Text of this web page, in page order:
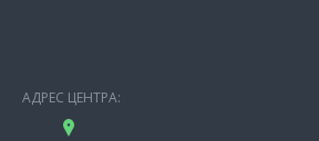
АДРЕС ЦЕНТРА: